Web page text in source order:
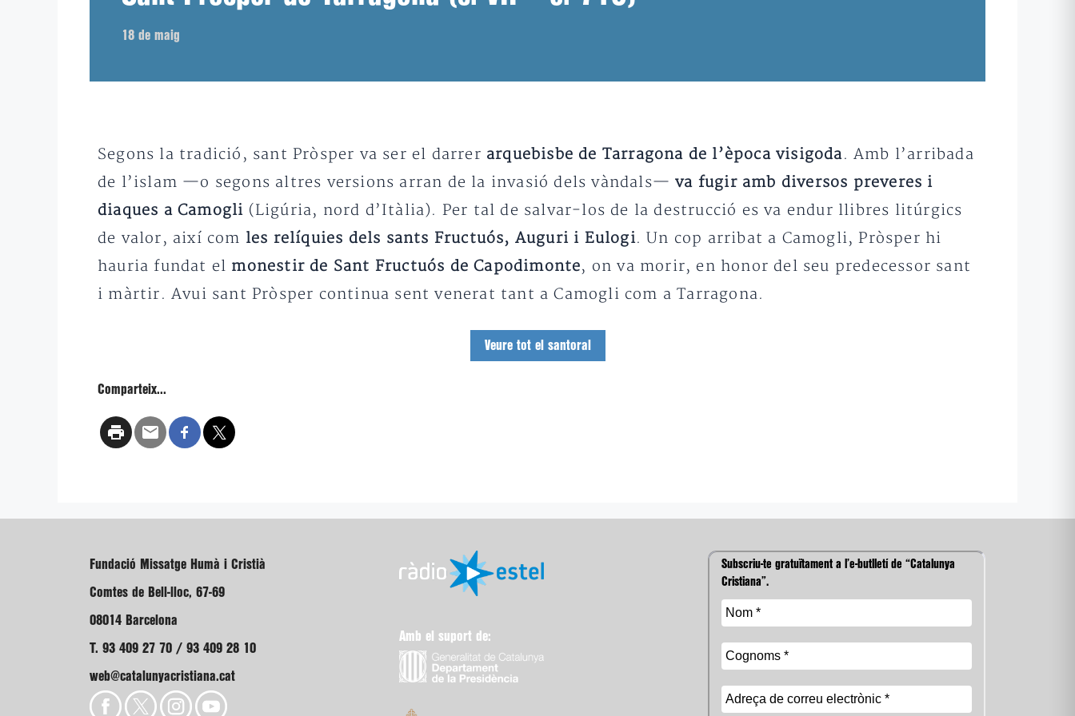
18 de maig
Segons la tradició, sant Pròsper va ser el darrer arquebisbe de Tarragona de l’època visigoda. Amb l’arribada
de l’islam —o segons altres versions arran de la invasió dels vàndals—va fugir amb diversos preveres i
diaques a Camogli (Ligúria, nord d’Itàlia). Per tal de salvar-los de la destrucció es va endur llibres litúrgics
de valor, així com les relíquies dels sants Fructuós, Auguri i Eulogi. Un cop arribat a Camogli, Pròsper hi
hauria fundat el monestir de Sant Fructuós de Capodimonte, on va morir, en honor del seu predecessor sant
i màrtir. Avui sant Pròsper continua sent venerat tant a Camogli com a Tarragona.
Veure tot el santoral
Comparteix...
Fundació Missatge Humà i Cristià
Comtes de Bell-lloc, 67-69
08014 Barcelona
T. 93 409 27 70 / 93 409 28 10
web@catalunyacristiana.cat
Amb el suport de:
Subscriu-te gratuïtament a l’e-butlletí de “Catalunya
Cristiana”.